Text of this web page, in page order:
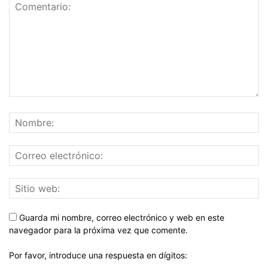
Guarda mi nombre, correo electrónico y web en este
navegador para la próxima vez que comente.
Por favor, introduce una respuesta en dígitos: